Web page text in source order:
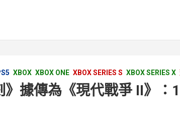
XBOX XBOX ONE XBOX SERIES S XBOX SERIES X
據傳為《現代戰爭 II》：